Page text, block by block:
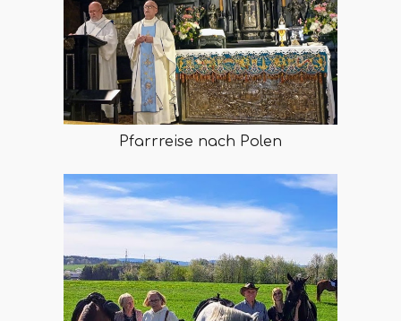
Pfarrreise nach Polen